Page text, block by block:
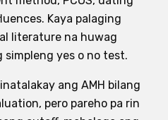
Kaya palaging
literature na huwag
yes o no test.
ang AMH bilang
pero pareho pa rin